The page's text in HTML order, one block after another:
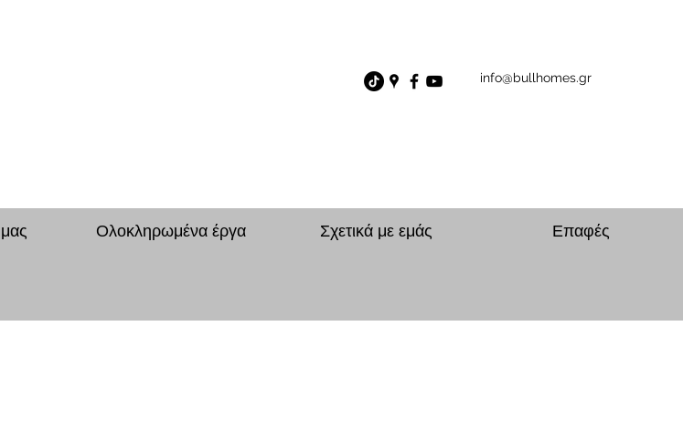
info@bullhomes.gr
Ολοκληρωμένα έργα Σχετικά με εμάς Επαφές